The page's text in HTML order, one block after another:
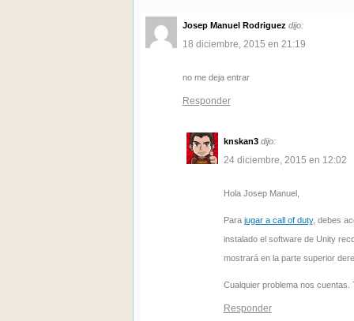
Josep Manuel Rodriguez dijo:
18 diciembre, 2015 en 21:19
no me deja entrar
Responder
knskan3 dijo:
24 diciembre, 2015 en 12:02
Hola Josep Manuel,
Para jugar a call of duty, debes
instalado el software de Unity
mostrará en la parte superior
Cualquier problema nos cuentas.
Responder